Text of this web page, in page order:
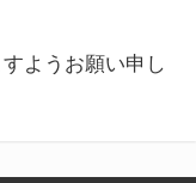
ようお願い申し